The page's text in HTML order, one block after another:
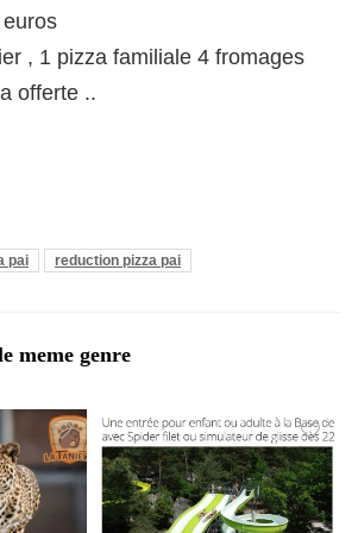
, 1 pizza familiale 4 fromages
offerte ..
pai reduction pizza pai
meme genre